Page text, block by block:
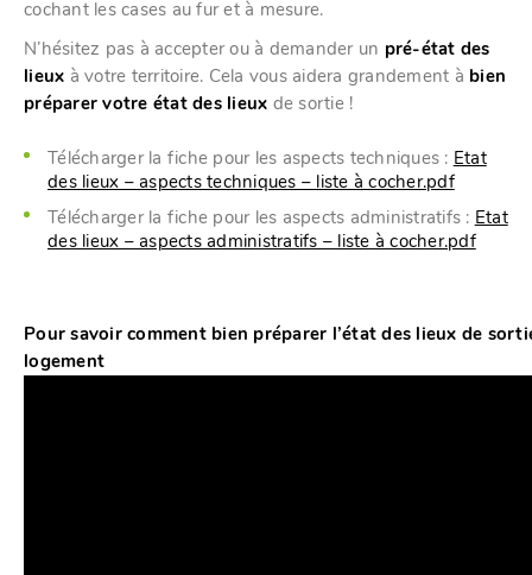
cochant les cases au fur et à mesure.
N’hésitez pas à accepter ou à demander un pré-état des
lieux à votre territoire. Cela vous aidera grandement à bien
préparer votre état des lieux de sortie !
Télécharger la fiche pour les aspects techniques : Etat
des lieux – aspects techniques – liste à cocher.pdf
Télécharger la fiche pour les aspects administratifs : Etat
des lieux – aspects administratifs – liste à cocher.pdf
Pour savoir comment bien préparer l’état des lieux de
logement